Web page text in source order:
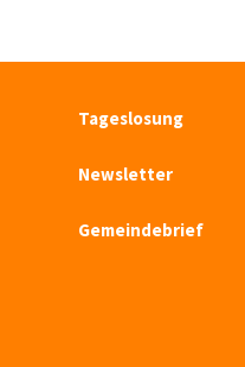
Tageslosung
Newsletter
Gemeindebrief